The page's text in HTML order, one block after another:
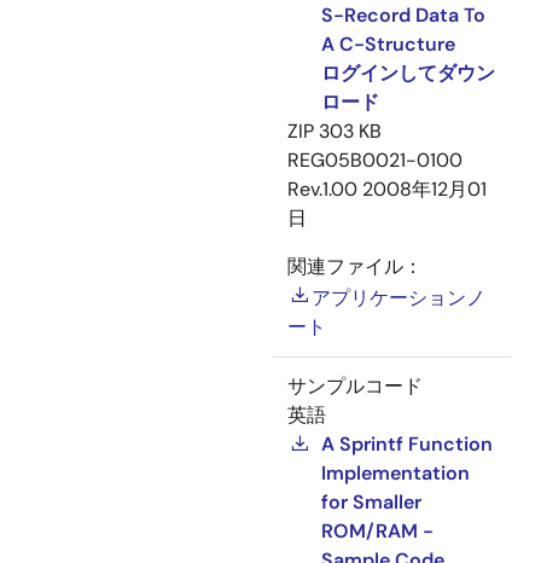
S-Record Data To
A C-Structure
ログインしてダウン
ロード
ZIP 303 KB
REG05B0021-0100
Rev.1.00 2008年12月01
日
関連ファイル：
アプリケーションノ
ート
サンプルコード
英語
A Sprintf Function
Implementation
for Smaller
ROM/RAM -